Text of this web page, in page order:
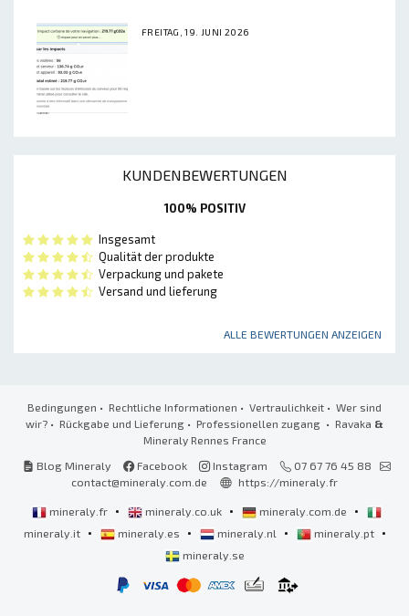
FREITAG, 19. JUNI 2026
KUNDENBEWERTUNGEN
100% POSITIV
Insgesamt
Qualität der produkte
Verpackung und pakete
Versand und lieferung
ALLE BEWERTUNGEN ANZEIGEN
Bedingungen • Rechtliche Informationen • Vertraulichkeit • Wer sind
wir? • Rückgabe und Lieferung • Professionellen zugang • Ravaka &
Mineraly Rennes France
Blog Mineraly
Facebook Instagram
07 67 76 45 88
contact@mineraly.com.de
https://mineraly.fr
mineraly.fr • mineraly.co.uk • mineraly.com.de •
mineraly.it • mineraly.es • mineraly.nl • mineraly.pt •
mineraly.se